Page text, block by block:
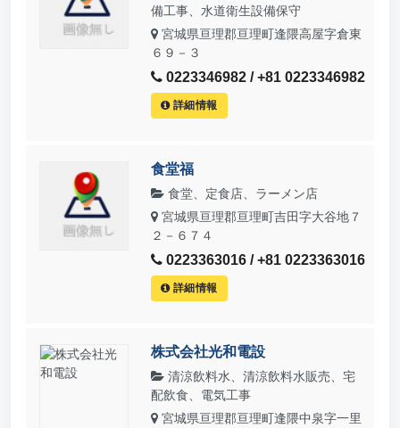
備工事、水道衛生設備保守
宮城県亘理郡亘理町逢隈高屋字倉東
６９－３
0223346982 / +81 0223346982
詳細情報
食堂福
食堂、定食店、ラーメン店
宮城県亘理郡亘理町吉田字大谷地７
２－６７４
0223363016 / +81 0223363016
詳細情報
株式会社光和電設
清涼飲料水、清涼飲料水販売、宅
配飲食、電気工事
宮城県亘理郡亘理町逢隈中泉字一里